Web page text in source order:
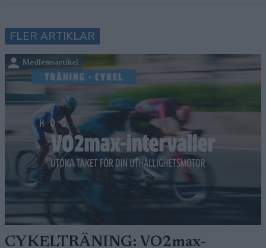
FLER ARTIKLAR
Medlemsartikel
CYKELTRÄNING: VO2max-